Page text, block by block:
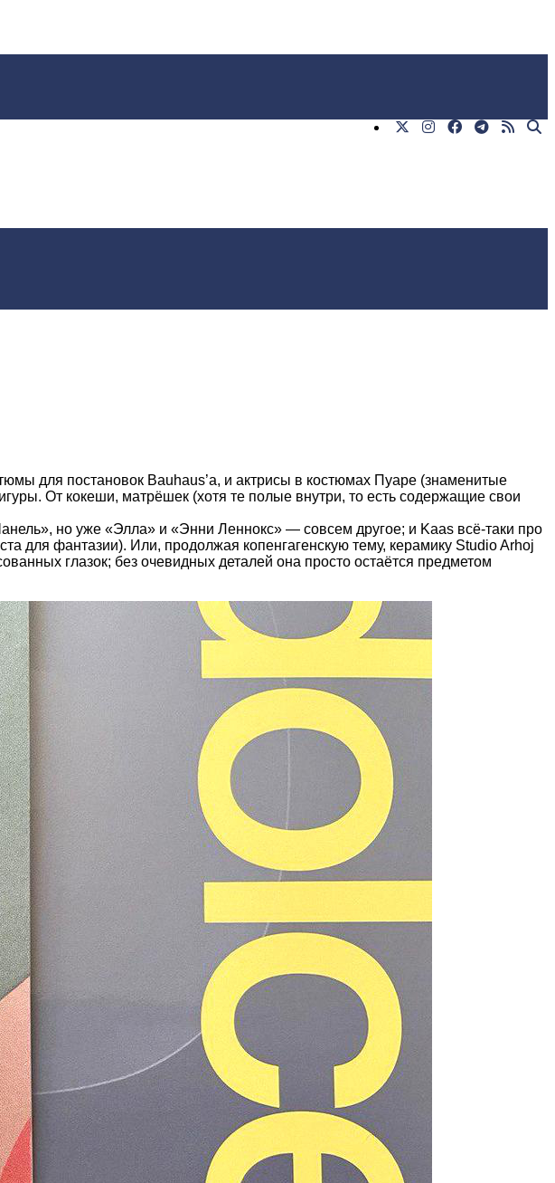
для постановок Bauhaus’а, и актрисы в костюмах Пуаре (знаменитые
. От кокеши, матрёшек (хотя те полые внутри, то есть содержащие свои
но уже «Элла» и «Энни Леннокс» — совсем другое; и Kaas всё-таки про
для фантазии). Или, продолжая копенгагенскую тему, керамику Studio Arhoj
глазок; без очевидных деталей она просто остаётся предметом